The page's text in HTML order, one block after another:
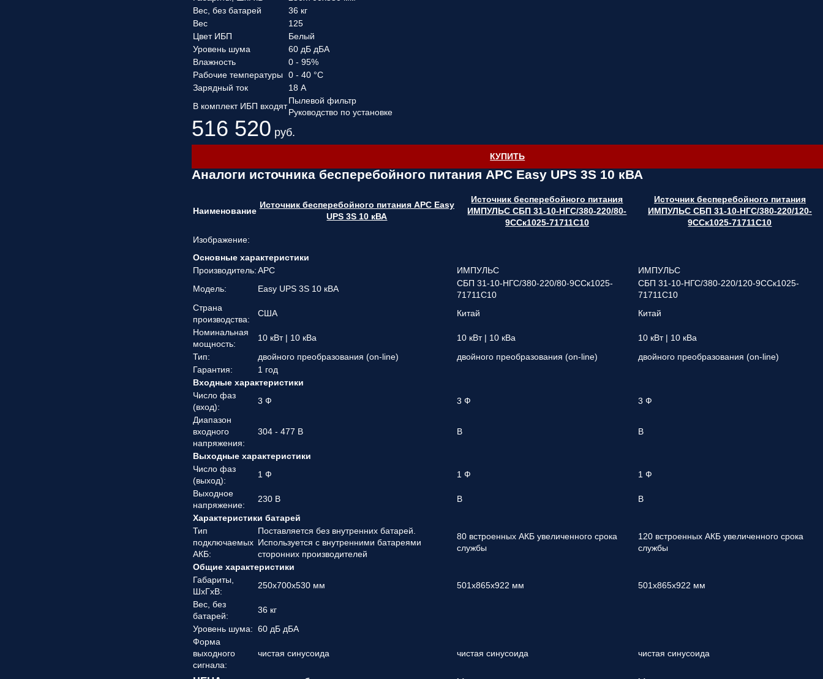
Вес, без батарей
36 кг
Вес
125
Цвет ИБП
Белый
Уровень шума
60 дБ дБА
Влажность
0 - 95%
Рабочие температуры
0 - 40 °C
Зарядный ток
18 А
В комплект ИБП входят
Пылевой фильтр
Руководство по установке
516 520 руб.
КУПИТЬ
Аналоги источника бесперебойного питания APC Easy UPS 3S 10 кВА
Наименование
Источник бесперебойного питания APC Easy
UPS 3S 10 кВА
Источник бесперебойного питания
ИМПУЛЬС СБП 31-10-НГС/380-220/80-
9ССк1025-71711С10
Источник бесперебойного питания
ИМПУЛЬС СБП 31-10-НГС/380-220/120-
9ССк1025-71711С10
Изображение:
Основные характеристики
Производитель: APC ИМПУЛЬС
ИМПУЛЬС
Модель:
Easy UPS 3S 10 кВА
СБП 31-10-НГС/380-220/80-9ССк1025-
71711С10
СБП 31-10-НГС/380-220/120-9ССк1025-
71711С10
Страна
производства:
США Китай
Китай
Номинальная
мощность:
10 кВт | 10 кВа 10 кВт | 10 кВа
10 кВт | 10 кВа
Тип:
двойного преобразования (on-line) двойного преобразования (on-line)
двойного преобразования (on-line)
Гарантия:
1 год
Входные характеристики
Число фаз
(вход):
3 Ф 3 Ф
3 Ф
Диапазон
входного
напряжения:
304 - 477 В В В
Выходные характеристики
Число фаз
(выход):
1 Ф 1 Ф
1 Ф
Выходное
напряжение:
230 В В
В
Характеристики батарей
Тип
подключаемых
АКБ:
Поставляется без внутренних батарей.
Используется с внутренними батареями
сторонних производителей
80 встроенных АКБ увеличенного срока
службы
120 встроенных АКБ увеличенного срока
службы
Общие характеристики
Габариты,
ШхГхВ:
250х700х530 мм 501x865x922 мм
501x865x922 мм
Вес, без
батарей:
36 кг
Уровень шума: 60 дБ дБА
Форма
выходного
сигнала:
чистая синусоида чистая синусоида чистая синусоида